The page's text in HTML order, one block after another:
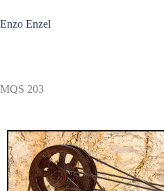
Inhalt
springen
Enzo Enzel
MQS 203